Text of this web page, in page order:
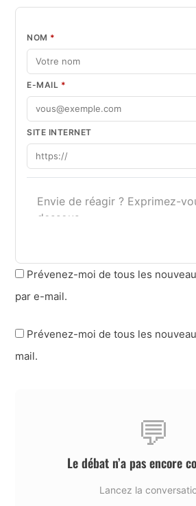
NOM *
E-MAIL *
SITE INTERNET
Prévenez-moi de tous les
par e-mail.
Prévenez-moi de tous les
mail.
💬
Le débat n’a pas encore
Lancez la